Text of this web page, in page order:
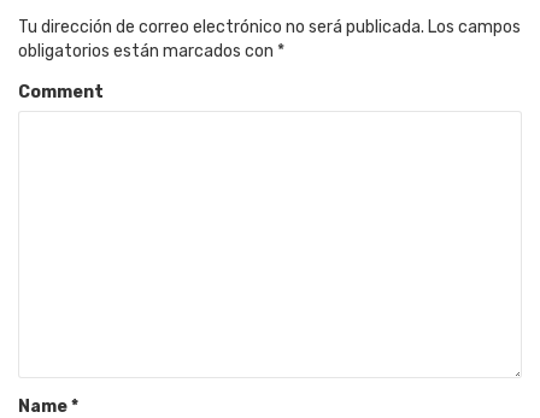
Tu dirección de correo electrónico no será publicada. Los campos
obligatorios están marcados con *
Comment
Name*